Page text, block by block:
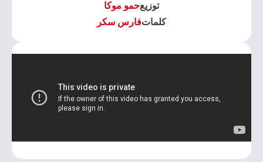
توزيعحمو موكا
كلماتفارس سكر